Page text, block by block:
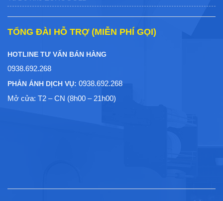
TỔNG ĐÀI HỖ TRỢ (MIỄN PHÍ GỌI)
HOTLINE TƯ VẤN BÁN HÀNG
0938.692.268
PHẢN ÁNH DỊCH VỤ: 0938.692.268
Mở cửa: T2 – CN (8h00 – 21h00)